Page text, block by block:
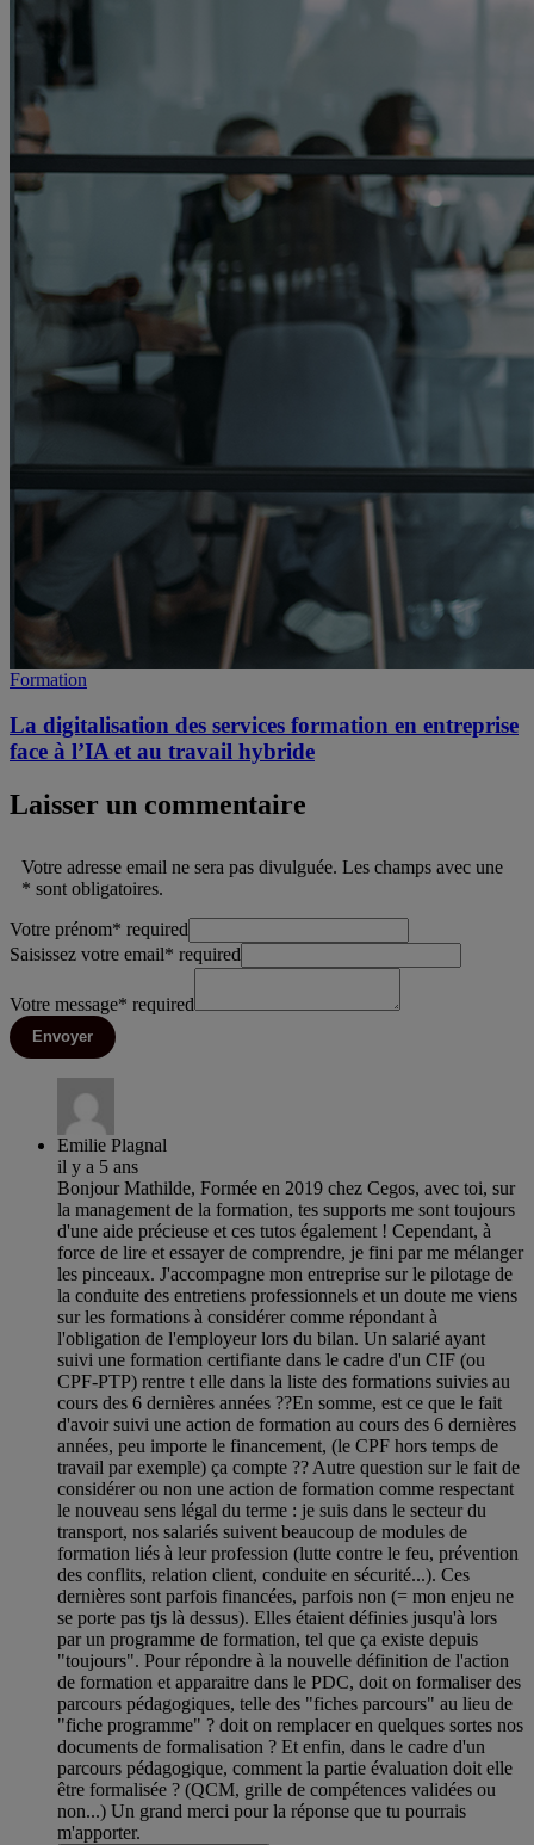
Formation
La digitalisation des services formation en entreprise
face à l’IA et au travail hybride
Laisser un commentaire
Votre adresse email ne sera pas divulguée. Les champs avec une
* sont obligatoires.
Votre prénom* required
Saisissez votre email* required
Votre message* required
Envoyer
Emilie Plagnal
il y a 5 ans
Bonjour Mathilde, Formée en 2019 chez Cegos, avec toi, sur
la management de la formation, tes supports me sont toujours
d'une aide précieuse et ces tutos également ! Cependant, à
force de lire et essayer de comprendre, je fini par me mélanger
les pinceaux. J'accompagne mon entreprise sur le pilotage de
la conduite des entretiens professionnels et un doute me viens
sur les formations à considérer comme répondant à
l'obligation de l'employeur lors du bilan. Un salarié ayant
suivi une formation certifiante dans le cadre d'un CIF (ou
CPF-PTP) rentre t elle dans la liste des formations suivies au
cours des 6 dernières années ??En somme, est ce que le fait
d'avoir suivi une action de formation au cours des 6 dernières
années, peu importe le financement, (le CPF hors temps de
travail par exemple) ça compte ?? Autre question sur le fait de
considérer ou non une action de formation comme respectant
le nouveau sens légal du terme : je suis dans le secteur du
transport, nos salariés suivent beaucoup de modules de
formation liés à leur profession (lutte contre le feu, prévention
des conflits, relation client, conduite en sécurité...). Ces
dernières sont parfois financées, parfois non (= mon enjeu ne
se porte pas tjs là dessus). Elles étaient définies jusqu'à lors
par un programme de formation, tel que ça existe depuis
"toujours". Pour répondre à la nouvelle définition de l'action
de formation et apparaitre dans le PDC, doit on formaliser des
parcours pédagogiques, telle des "fiches parcours" au lieu de
"fiche programme" ? doit on remplacer en quelques sortes nos
documents de formalisation ? Et enfin, dans le cadre d'un
parcours pédagogique, comment la partie évaluation doit elle
être formalisée ? (QCM, grille de compétences validées ou
non...) Un grand merci pour la réponse que tu pourrais
m'apporter.